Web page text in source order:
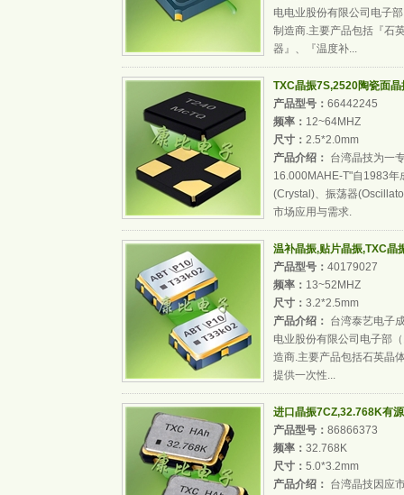
电电业股份有限公司电子
制造商.主要产品包括『石
器』、『温度补...
TXC晶振7S,2520陶瓷面
产品型号： 66442245
频率： 12~64MHZ
尺寸： 2.5*2.0mm
产品介绍： 台湾晶技为一
16.000MAHE-T"自1983年
(Crystal)、振荡器
市场应用与需求.
温补晶振,贴片晶振,TXC晶
产品型号： 40179027
频率： 13~52MHZ
尺寸： 3.2*2.5mm
产品介绍： 台湾泰艺电子
电业股份有限公司电子部
造商.主要产品包括石英晶
提供一次性...
进口晶振7CZ,32.768K有
产品型号： 86866373
频率： 32.768K
尺寸： 5.0*3.2mm
产品介绍： 台湾晶技因应